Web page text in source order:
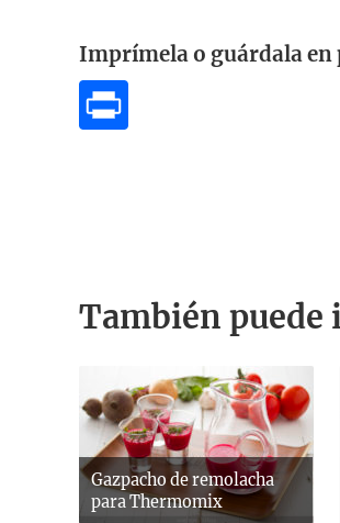
Imprímela o guárdala en
También puede
Gazpacho de remolacha
para Thermomix